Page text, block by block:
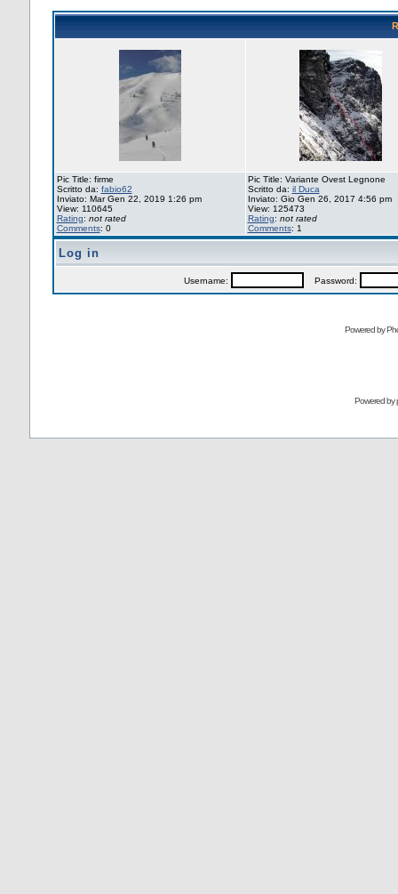
Pic Title: firme
Scritto da: fabio62
Inviato: Mar Gen 22, 2019 1:26 pm
View: 110645
Rating: not rated
Comments: 0
Pic Title: Variante Ovest Legnone
Scritto da: il Duca
Inviato: Gio Gen 26, 2017 4:56 pm
View: 125473
Rating: not rated
Comments: 1
Log in
Username: Password:
Powered by
Powered by